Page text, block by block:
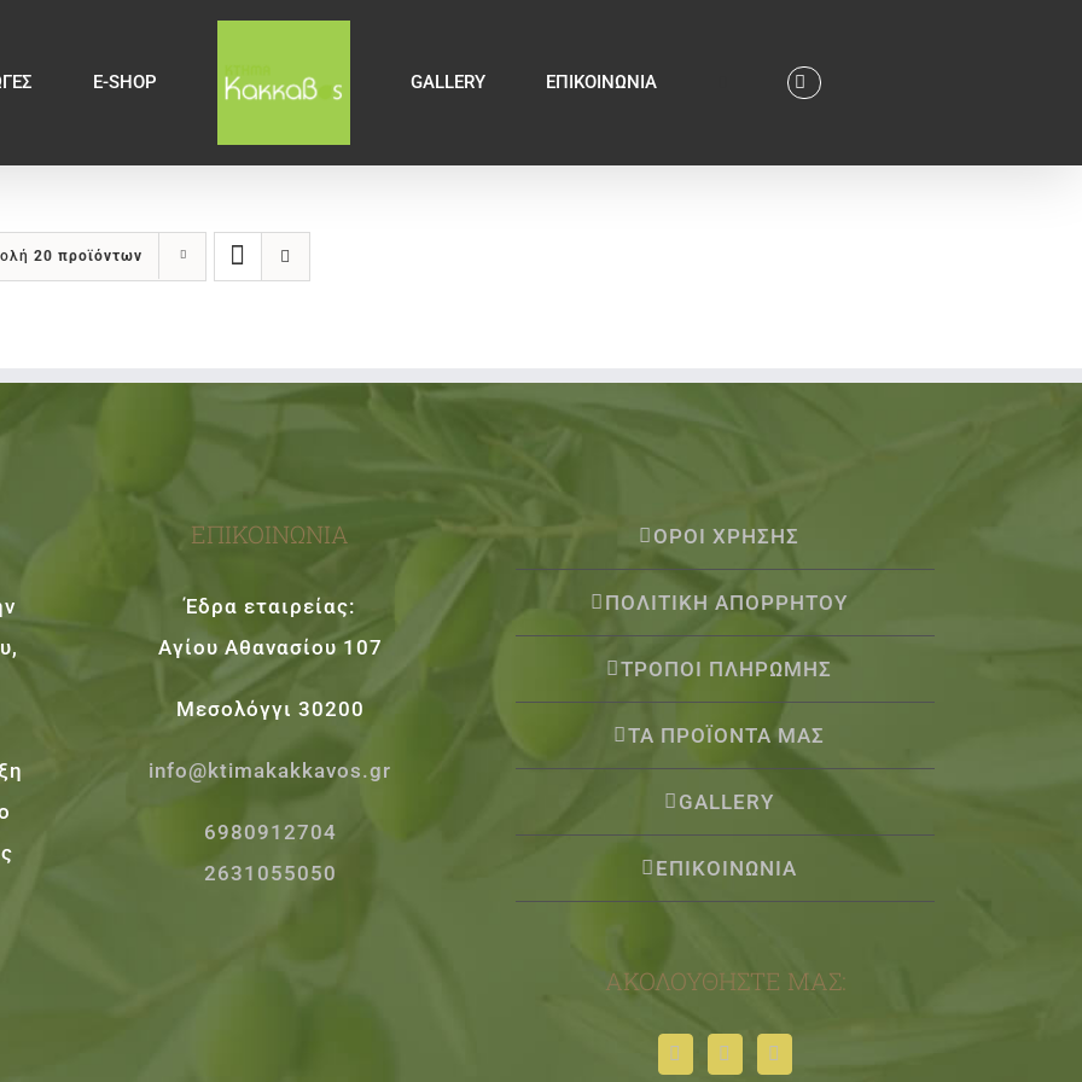
E-SHOP GALLERY ΕΠΙΚΟΙΝΩΝΙΑ
20 προϊόντων
ΕΠΙΚΟΙΝΩΝΊΑ
Έδρα εταιρείας:
Αγίου Αθανασίου 107
Μεσολόγγι 30200
info@ktimakakkavos.gr
6980912704
2631055050
ΟΡΟΙ ΧΡΗΣΗΣ
ΠΟΛΙΤΙΚΗ ΑΠΟΡΡΗΤΟΥ
ΤΡΟΠΟΙ ΠΛΗΡΩΜΗΣ
ΤΑ ΠΡΟΪΟΝΤΑ ΜΑΣ
GALLERY
ΕΠΙΚΟΙΝΩΝΙΑ
ΑΚΟΛΟΥΘΉΣΤΕ ΜΑΣ: